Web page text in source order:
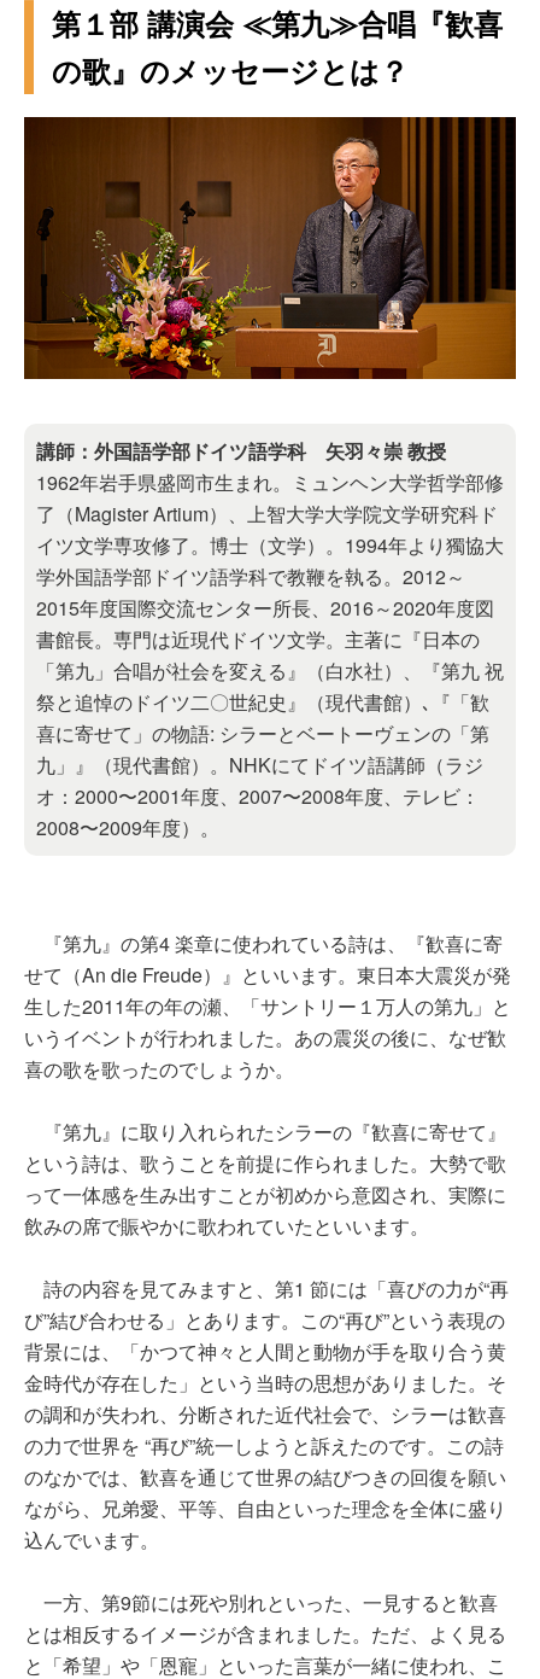
第１部 講演会 ≪第九≫合唱『歓喜
の歌』のメッセージとは？
講師：外国語学部ドイツ語学科 矢羽々崇 教授
1962年岩手県盛岡市生まれ。ミュンヘン大学哲学部修
了（Magister Artium）、上智大学大学院文学研究科ド
イツ文学専攻修了。博士（文学）。1994年より獨協大
学外国語学部ドイツ語学科で教鞭を執る。2012～
2015年度国際交流センター所長、2016～2020年度図
書館長。専門は近現代ドイツ文学。主著に『日本の
「第九」合唱が社会を変える』（白水社）、『第九 祝
祭と追悼のドイツ二〇世紀史』（現代書館）､『「歓
喜に寄せて」の物語: シラーとベートーヴェンの「第
九」』（現代書館）。NHKにてドイツ語講師（ラジ
オ：2000〜2001年度、2007〜2008年度、テレビ：
2008〜2009年度）。
『第九』の第4 楽章に使われている詩は、『歓喜に寄
せて（An die Freude）』といいます。東日本大震災が発
生した2011年の年の瀬、「サントリー１万人の第九」と
いうイベントが行われました。あの震災の後に、なぜ歓
喜の歌を歌ったのでしょうか。
『第九』に取り入れられたシラーの『歓喜に寄せて』
という詩は、歌うことを前提に作られました。大勢で歌
って一体感を生み出すことが初めから意図され、実際に
飲みの席で賑やかに歌われていたといいます。
詩の内容を見てみますと、第1 節には「喜びの力が“再
び”結び合わせる」とあります。この“再び”という表現の
背景には、「かつて神々と人間と動物が手を取り合う黄
金時代が存在した」という当時の思想がありました。そ
の調和が失われ、分断された近代社会で、シラーは歓喜
の力で世界を “再び”統一しようと訴えたのです。この詩
のなかでは、歓喜を通じて世界の結びつきの回復を願い
ながら、兄弟愛、平等、自由といった理念を全体に盛り
込んでいます。
一方、第9節には死や別れといった、一見すると歓喜
とは相反するイメージが含まれました。ただ、よく見る
と「希望」や「恩寵」といった言葉が一緒に使われ、こ